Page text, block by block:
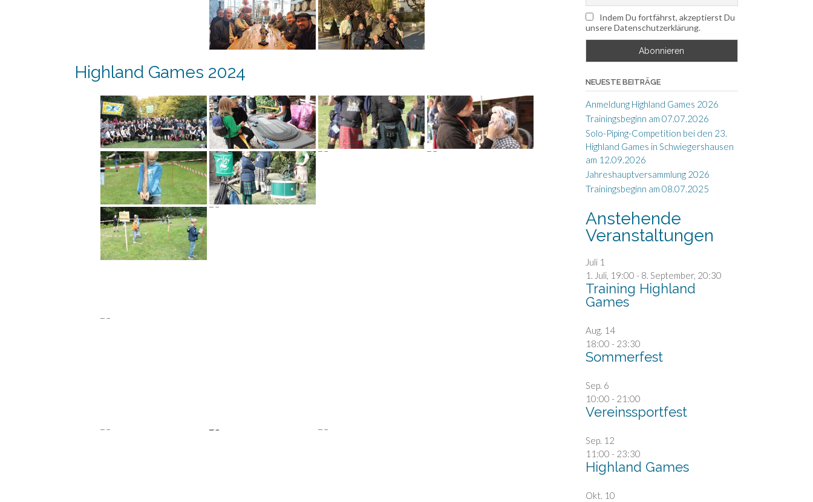
Highland Games 2024
Indem Du fortfährst, akzeptierst Du
unsere Datenschutzerklärung.
NEUESTE BEITRÄGE
Anmeldung Highland Games 2026
Trainingsbeginn am 07.07.2026
Solo-Piping-Competition bei den 23.
Highland Games in Schwiegershausen
am 12.09.2026
Jahreshauptversammlung 2026
Trainingsbeginn am 08.07.2025
Anstehende
Veranstaltungen
Juli 1
1. Juli, 19:00 - 8. September, 20:30
Training Highland
Games
Aug. 14
18:00 - 23:30
Sommerfest
Sep. 6
10:00 - 21:00
Vereinssportfest
Sep. 12
11:00 - 23:30
Highland Games
Okt. 10